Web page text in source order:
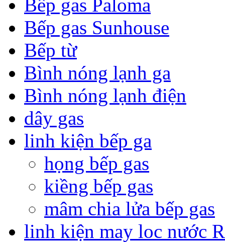
Bếp gas Paloma
Bếp gas Sunhouse
Bếp từ
Bình nóng lạnh ga
Bình nóng lạnh điện
dây gas
linh kiện bếp ga
họng bếp gas
kiềng bếp gas
mâm chia lửa bếp gas
linh kiện may loc nước